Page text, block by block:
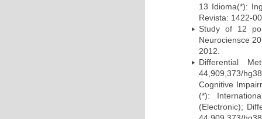
13 Idioma(*):
Revista: 1422-
Study of 12
Neurociensce
2012.
Differential
44,909,373/
Cognitive
(*):
(Electronic);